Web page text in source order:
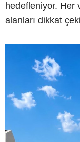
hedefleniyor. Her
alanları dikkat